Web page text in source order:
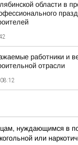
области в
работники и
отрасли
08:12
нуждающимся в
или